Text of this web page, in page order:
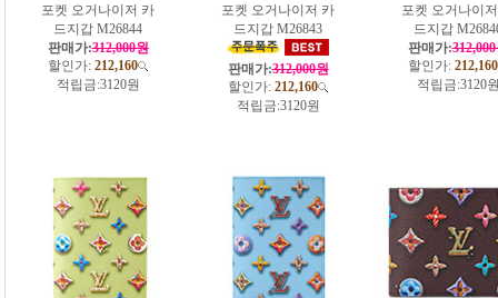
포켓 오거나이저 카
드지갑 M26844
판매가:312,000원
할인가: 212,160
적립금:3120원
포켓 오거나이저 카
드지갑 M26843
판매가:312,000원
할인가: 212,160
적립금:3120원
포켓 오거나이
드지갑
판매가:
할인가: 212,160
적립금:3120